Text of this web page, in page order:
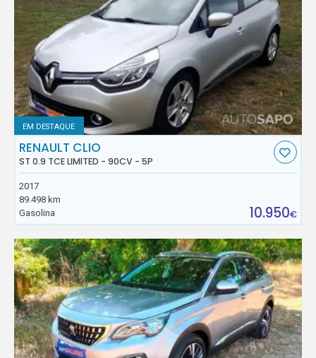
EM DESTAQUE
RENAULT CLIO
ST 0.9 TCE LIMITED - 90CV - 5P
2017
89.498 km
Gasolina
10.950€